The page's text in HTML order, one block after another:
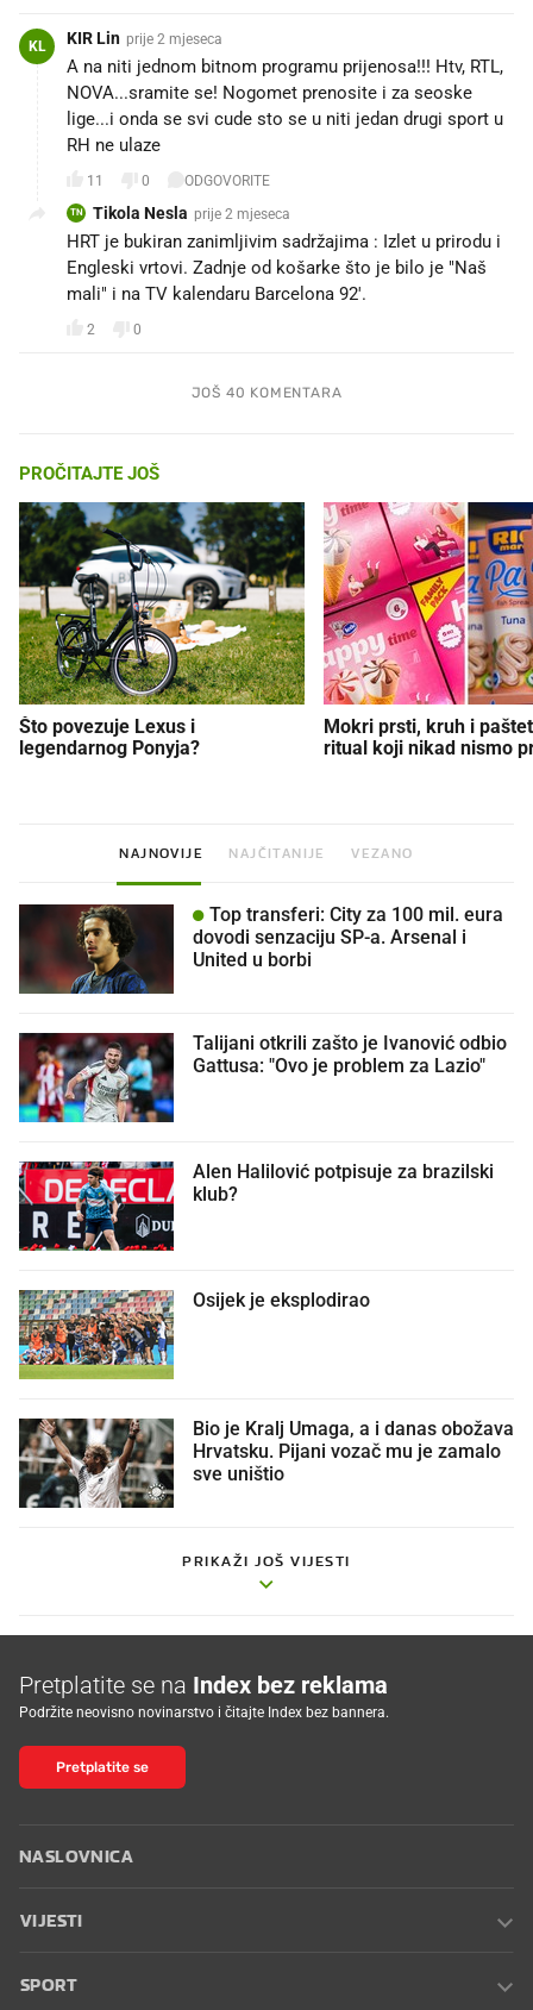
KL KIR Lin prije 2 mjeseca
A na niti jednom bitnom programu prijenosa!!! Htv, RTL,
NOVA...sramite se! Nogomet prenosite i za seoske
lige...i onda se svi cude sto se u niti jedan drugi sport u
RH ne ulaze
11 0 ODGOVORITE
TN Tikola Nesla prije 2 mjeseca
HRT je bukiran zanimljivim sadržajima : Izlet u prirodu i
Engleski vrtovi. Zadnje od košarke što je bilo je "Naš
mali" i na TV kalendaru Barcelona 92'.
2 0
JOŠ 40 KOMENTARA
PROČITAJTE JOŠ
Što povezuje Lexus i
legendarnog Ponyja?
Mokri prsti, kruh i
ritual koji nikad nismo
NAJNOVIJE NAJČITANIJE VEZANO
Top transferi: City za 100 mil. eura
dovodi senzaciju SP-a. Arsenal i
United u borbi
Talijani otkrili zašto je Ivanović odbio
Gattusa: "Ovo je problem za Lazio"
Alen Halilović potpisuje za brazilski
klub?
Osijek je eksplodirao
Bio je Kralj Umaga, a i danas obožava
Hrvatsku. Pijani vozač mu je zamalo
sve uništio
PRIKAŽI JOŠ VIJESTI
Pretplatite se na Index bez reklama
Podržite neovisno novinarstvo i čitajte Index bez bannera.
Pretplatite se
NASLOVNICA
VIJESTI
SPORT